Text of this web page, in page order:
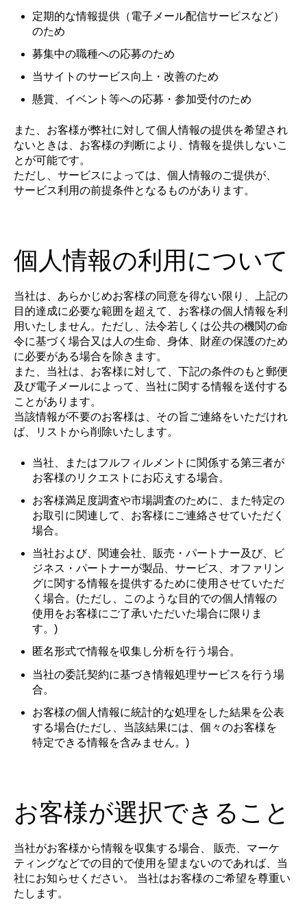
定期的な情報提供（電子メール配信サービスなど）
のため
募集中の職種への応募のため
当サイトのサービス向上・改善のため
懸賞、イベント等への応募・参加受付のため
また、お客様が弊社に対して個人情報の提供を希望され
ないときは、お客様の判断により、情報を提供しないこ
とが可能です。
ただし、サービスによっては、個人情報のご提供が、
サービス利用の前提条件となるものがあります。
個人情報の利用について
当社は、あらかじめお客様の同意を得ない限り、上記の
目的達成に必要な範囲を超えて、お客様の個人情報を利
用いたしません。ただし、法令若しくは公共の機関の命
令に基づく場合又は人の生命、身体、財産の保護のため
に必要がある場合を除きます。
また、当社は、お客様に対して、下記の条件のもと郵便
及び電子メールによって、当社に関する情報を送付する
ことがあります。
当該情報が不要のお客様は、その旨ご連絡をいただけれ
ば、リストから削除いたします。
当社、またはフルフィルメントに関係する第三者が
お客様のリクエストにお応えする場合。
お客様満足度調査や市場調査のために、また特定の
お取引に関連して、お客様にご連絡させていただく
場合。
当社および、関連会社、販売・パートナー及び、ビ
ジネス・パートナーが製品、サービス、オファリン
グに関する情報を提供するために使用させていただ
く場合。(ただし、このような目的での個人情報の
使用をお客様にご了承いただいた場合に限りま
す。)
匿名形式で情報を収集し分析を行う場合。
当社の委託契約に基づき情報処理サービスを行う場
合。
お客様の個人情報に統計的な処理をした結果を公表
する場合(ただし、当該結果には、個々のお客様を
特定できる情報を含みません。)
お客様が選択できること
当社がお客様から情報を収集する場合、 販売、マーケ
ティングなどでの目的で使用を望まないのであれば、当
社にお知らせください。 当社はお客様のご希望を尊重い
たします。